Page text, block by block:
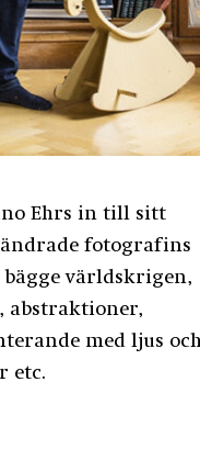
Ehrs in till sitt
fotografins
världskrigen,
abstraktioner,
med ljus
etc.